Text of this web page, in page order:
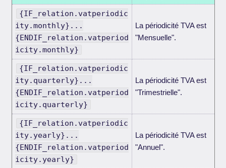
{IF_relation.vatperiodic
ity.monthly}...
{ENDIF_relation.vatperiod
icity.monthly}
La périodicité TVA est
"Mensuelle".
{IF_relation.vatperiodic
ity.quarterly}...
{ENDIF_relation.vatperiod
icity.quarterly}
La périodicité TVA est
"Trimestrielle".
{IF_relation.vatperiodic
ity.yearly}...
{ENDIF_relation.vatperiod
icity.yearly}
La périodicité TVA est
"Annuel".